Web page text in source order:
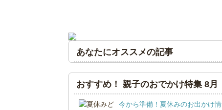
あなたにオススメの記事
おすすめ！ 親子のおでかけ特集 8月
今から準備！夏休みのお出かけ情